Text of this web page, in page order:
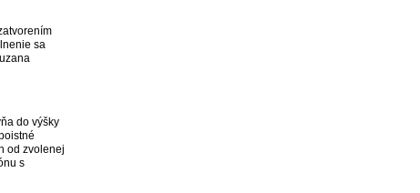
sa
do výšky
od zvolenej
s